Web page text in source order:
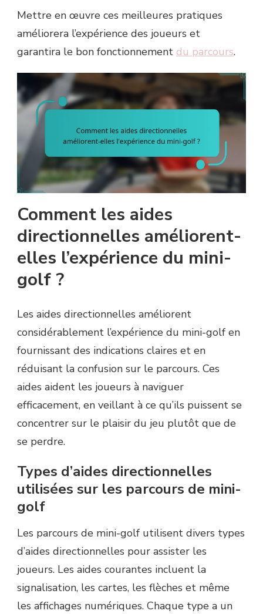
Mettre en œuvre ces meilleures pratiques
améliorera l’expérience des joueurs et
garantira le bon fonctionnement du parcours.
Comment les aides
directionnelles améliorent-
elles l’expérience du mini-
golf ?
Les aides directionnelles améliorent
considérablement l’expérience du mini-golf en
fournissant des indications claires et en
réduisant la confusion sur le parcours. Ces
aides aident les joueurs à naviguer
efficacement, en veillant à ce qu’ils puissent se
concentrer sur le plaisir du jeu plutôt que de
se perdre.
Types d’aides directionnelles
utilisées sur les parcours de mini-
golf
Les parcours de mini-golf utilisent divers types
d’aides directionnelles pour assister les
joueurs. Les aides courantes incluent la
signalisation, les cartes, les flèches et même
les affichages numériques. Chaque type a un